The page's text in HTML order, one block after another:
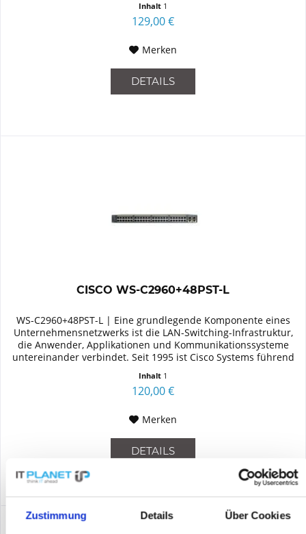
Zustimmung Details Über Cookies
Inhalt 1
129,00 €
Merken
DETAILS
CISCO WS-C2960+48PST-L
WS-C2960+48PST-L | Eine grundlegende Komponente eines
Unternehmensnetzwerks ist die LAN-Switching-Infrastruktur,
die Anwender, Applikationen und Kommunikationssysteme
untereinander verbindet. Seit 1995 ist Cisco Systems führend
Inhalt 1
120,00 €
Merken
DETAILS